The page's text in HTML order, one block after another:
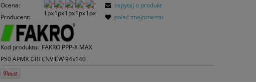
Ocena:
Producent:
Kod produktu: FAKRO PPP-X MAX
P50 APMX GREENVIEW 94x140
zapytaj o produkt
poleć znajomemu